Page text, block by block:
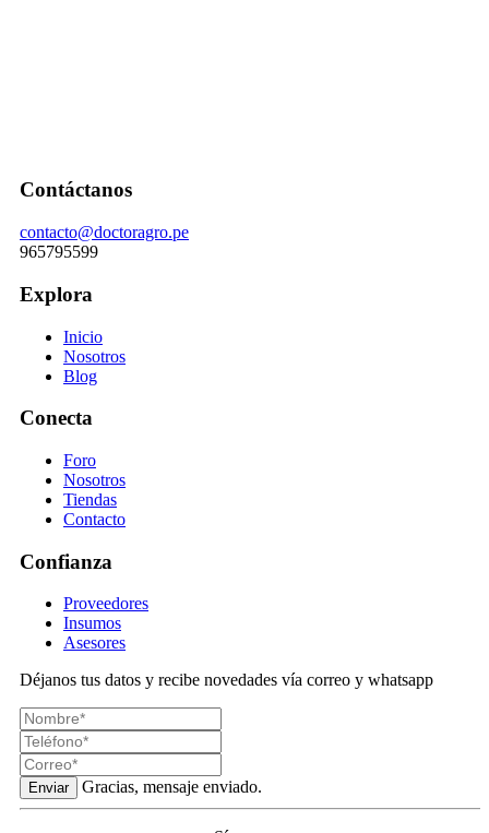
Contáctanos
contacto@doctoragro.pe
965795599
Explora
Inicio
Nosotros
Blog
Conecta
Foro
Nosotros
Tiendas
Contacto
Confianza
Proveedores
Insumos
Asesores
Déjanos tus datos y recibe novedades vía correo y whatsapp
Enviar Gracias, mensaje enviado.